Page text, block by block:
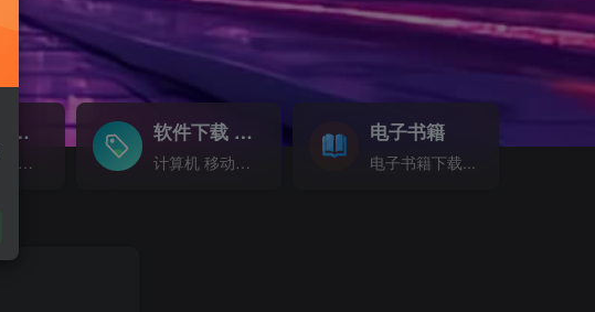
素材资源NEW
海量素材,资源分享...
软件下载GO
计算机 移动设备 软件下载....
电子书籍
电子书籍下载...